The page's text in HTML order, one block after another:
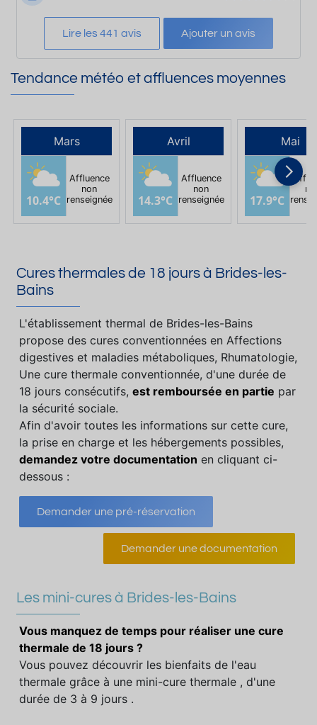
Lire les 441 avis Ajouter un avis
Tendance météo et affluences moyennes
Mars
10.4°C
Affluence
non
renseignée
Avril
14.3°C
Affluence
non
renseignée
Mai
17.9°C
Cures thermales de 18 jours à Brides-les-
Bains
L'établissement thermal de Brides-les-Bains
propose des cures conventionnées en Affections
digestives et maladies métaboliques, Rhumatologie,
Une cure thermale conventionnée, d'une durée de
18 jours consécutifs, est remboursée en partie par
la sécurité sociale.
Afin d'avoir toutes les informations sur cette cure,
la prise en charge et les hébergements possibles,
demandez votre documentation en cliquant ci-
dessous :
Demander une pré-réservation
Demander une documentation
Les mini-cures à Brides-les-Bains
Vous manquez de temps pour réaliser une cure
thermale de 18 jours ?
Vous pouvez découvrir les bienfaits de l'eau
thermale grâce à une mini-cure thermale , d'une
durée de 3 à 9 jours .